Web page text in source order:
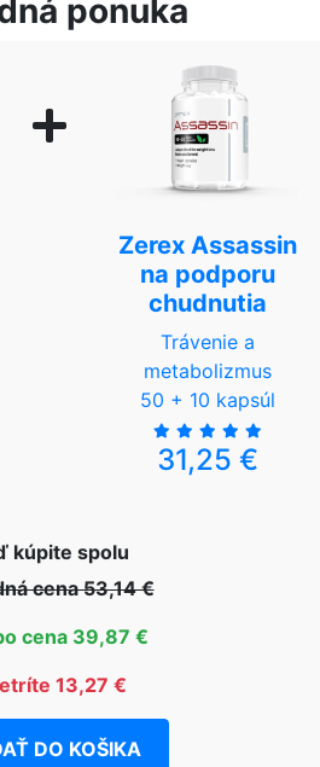
ponuka
Zerex Assassin
na podporu
chudnutia
Trávenie a
metabolizmus
50 + 10 kapsúl
31,25 €
kúpite spolu
cena 53,14 €
cena 39,87 €
13,27 €
DO KOŠIKA